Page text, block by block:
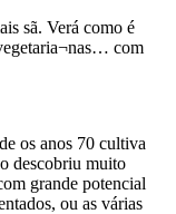
sã. Verá como é
com
os anos 70 cultiva
descobriu muito
grande potencial
ou as várias